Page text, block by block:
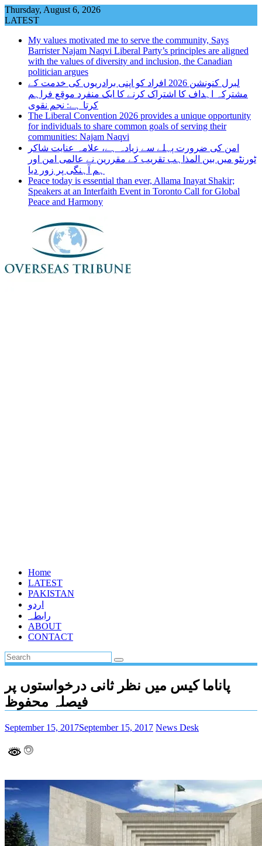
Skip
to
Thursday, August 6, 2026
LATEST
My values motivated me to serve the community, Says
Barrister Najam Naqvi Liberal Party’s principles are aligned
with the values of diversity and inclusion, the Canadian
politician argues
لبرل کنونشن 2026 افراد کو اپنی برادریوں کی خدمت کے
مشترکہ اہداف کا اشتراک کرنے کا ایک منفرد موقع فراہم
کرتا ہے: نجم نقوی
The Liberal Convention 2026 provides a unique opportunity
for individuals to share common goals of serving their
communities: Najam Naqvi
امن کی ضرورت پہلے سے زیادہ ہے، علامہ عنایت شاکر
ٹورنٹو میں بین المذاہب تقریب کے مقررین نے عالمی امن اور
ہم آہنگی پر زور دیا
Peace today is essential than ever, Allama Inayat Shakir;
Speakers at an Interfaith Event in Toronto Call for Global
Peace and Harmony
Home
LATEST
PAKISTAN
اردو
رابطہ
ABOUT
CONTACT
پاناما کیس میں نظر ثانی درخواستوں پر
فیصلہ محفوظ
September 15, 2017September 15, 2017 News Desk